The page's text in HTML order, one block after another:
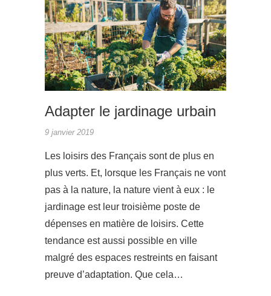
Adapter le jardinage urbain
9 janvier 2019
Les loisirs des Français sont de plus en
plus verts. Et, lorsque les Français ne vont
pas à la nature, la nature vient à eux : le
jardinage est leur troisième poste de
dépenses en matière de loisirs. Cette
tendance est aussi possible en ville
malgré des espaces restreints en faisant
preuve d’adaptation. Que cela…